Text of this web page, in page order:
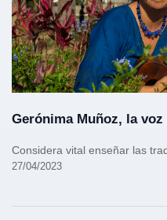
Gerónima Muñoz, la
Considera vital enseñar las
27/04/2023